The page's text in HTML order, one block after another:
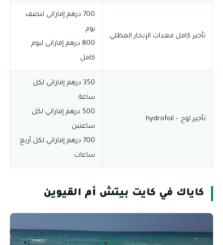
تأجير كامل معدات الإبحار المظلي
700 درهم إماراتي لنصف
يوم
800 درهم إماراتي ليوم
كامل
تأجير لوح – hydrofoil
350 درهم إماراتي لكل
ساعة
500 درهم إماراتي لكل
ساعتين
700 درهم إماراتي لكل أربع
ساعات
كاياك في كايت بيتش أم القيوين